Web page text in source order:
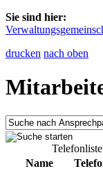
Sie sind hier:
drucken nach oben
Name